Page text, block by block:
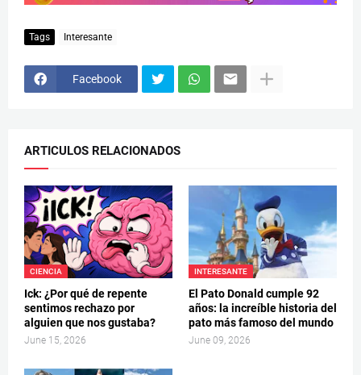
Tags Interesante
Facebook
ARTICULOS RELACIONADOS
CIENCIA
Ick: ¿Por qué de repente
sentimos rechazo por
alguien que nos gustaba?
June 15, 2026
INTERESANTE
El Pato Donald cumple 92
años: la increíble historia del
pato más famoso del mundo
June 09, 2026